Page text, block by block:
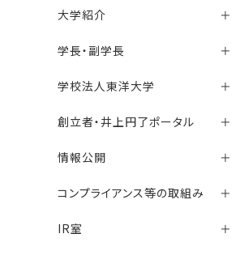
大学紹介
学長・副学長
学校法人東洋大学
創立者・井上円了ポータル
情報公開
コンプライアンス等の取組み
IR室